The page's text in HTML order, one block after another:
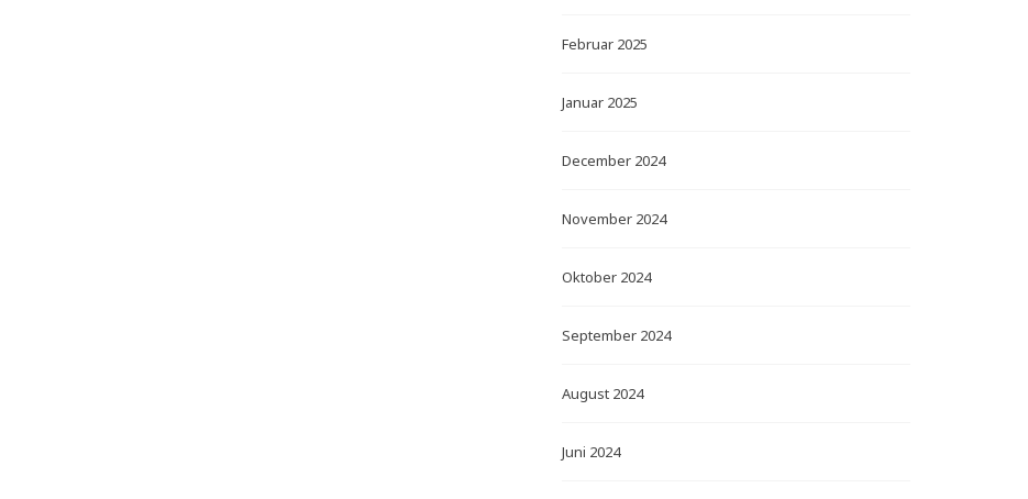
Februar 2025
Januar 2025
December 2024
November 2024
Oktober 2024
September 2024
August 2024
Juni 2024